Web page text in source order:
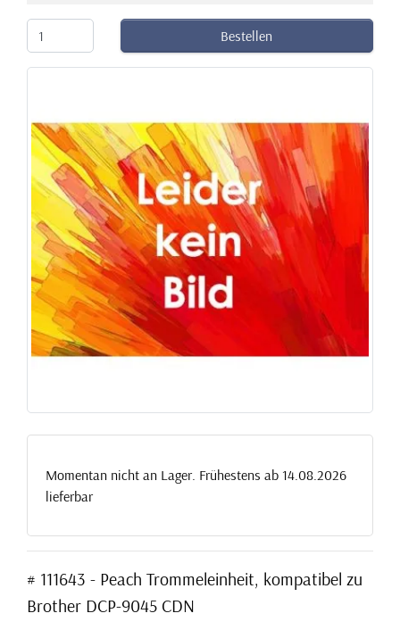
Bestellen
Momentan nicht an Lager. Frühestens ab 14.08.2026
lieferbar
# 111643 - Peach Trommeleinheit, kompatibel zu
Brother DCP-9045 CDN